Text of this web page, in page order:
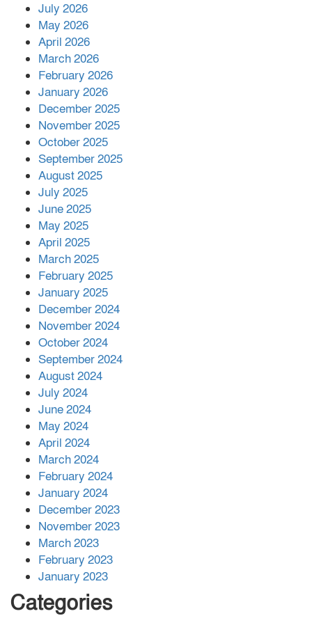
পর ফোন তারেক রহমানের,গ্যাস সঙ্কট
সহায়তা দিলেন সাচিং প্রু জেরী
July 2026
May 2026
April 2026
March 2026
February 2026
January 2026
December 2025
November 2025
October 2025
September 2025
August 2025
July 2025
June 2025
May 2025
April 2025
March 2025
February 2025
January 2025
December 2024
November 2024
October 2024
September 2024
August 2024
July 2024
June 2024
May 2024
April 2024
March 2024
February 2024
January 2024
December 2023
November 2023
March 2023
February 2023
January 2023
Categories